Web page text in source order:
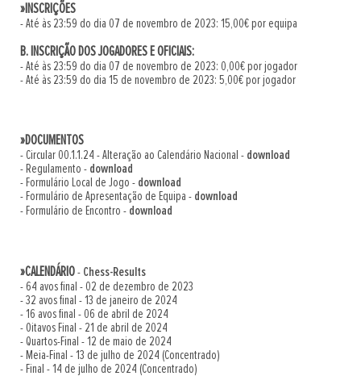
»INSCRIÇÕES
- Até às 23:59 do dia 07 de novembro de 2023: 15,00€ por equipa
B. INSCRIÇÃO DOS JOGADORES E OFICIAIS:
- Até às 23:59 do dia 07 de novembro de 2023: 0,00€ por jogador
- Até às 23:59 do dia 15 de novembro de 2023: 5,00€ por jogador
»DOCUMENTOS
- Circular 00.1.1.24 - Alteração ao Calendário Nacional - download
- Regulamento - download
- Formulário Local de Jogo - download
- Formulário de Apresentação de Equipa - download
- Formulário de Encontro - download
»CALENDÁRIO- Chess-Results
- 64 avos final - 02 de dezembro de 2023
- 32 avos final - 13 de janeiro de 2024
- 16 avos final - 06 de abril de 2024
- Oitavos Final - 21 de abril de 2024
- Quartos-Final - 12 de maio de 2024
- Meia-Final - 13 de julho de 2024 (Concentrado)
- Final - 14 de julho de 2024 (Concentrado)